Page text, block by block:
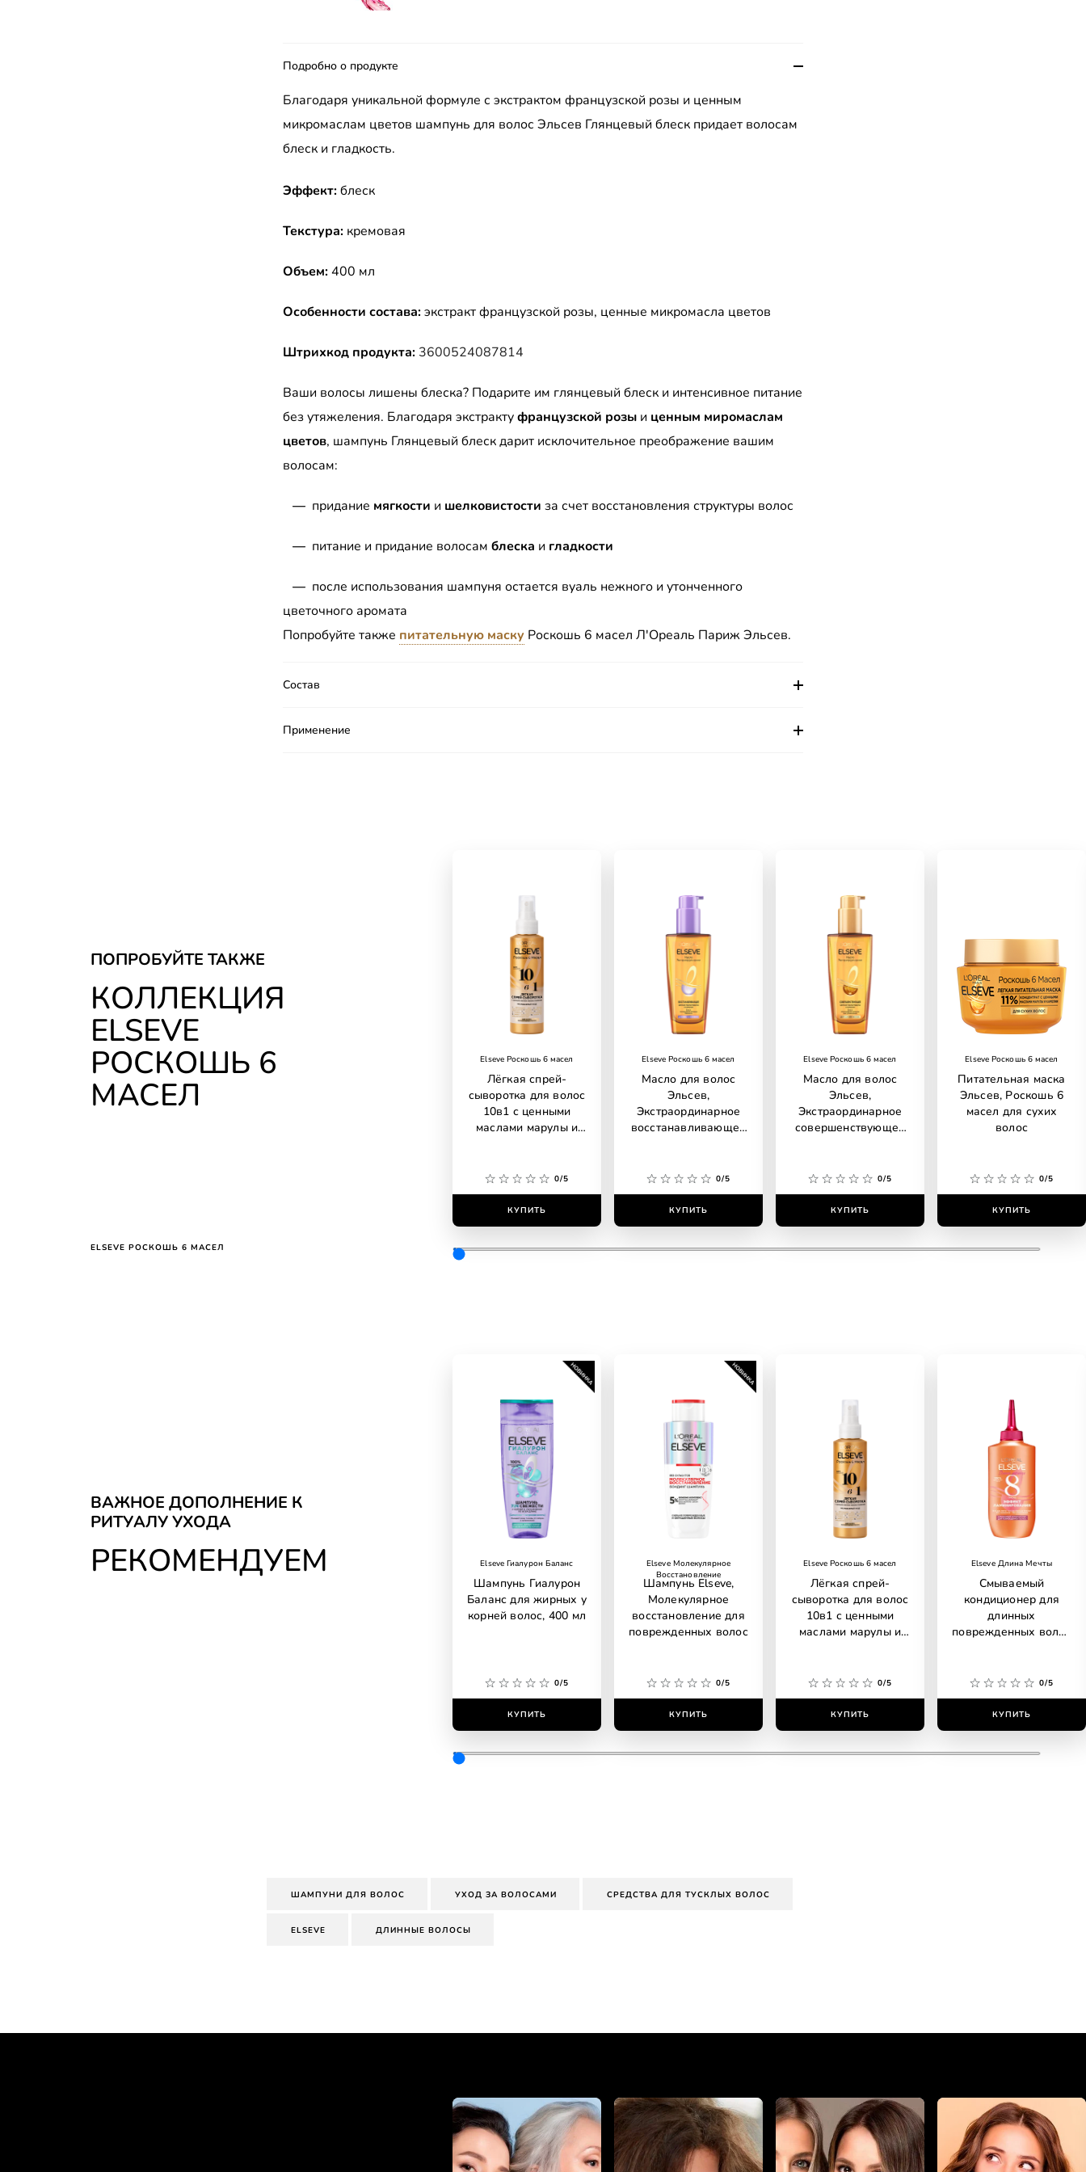
Подробно о продукте
Благодаря уникальной формуле с экстрактом французской розы и ценным
микромаслам цветов шампунь для волос Эльсев Глянцевый блеск придает волосам
блеск и гладкость.
Эффект:блеск
Текстура: кремовая
Объем:400 мл
Особенности состава:экстракт французской розы, ценные микромасла цветов
Штрихкод продукта: 3600524087814
Ваши волосы лишены блеска? Подарите им глянцевый блеск и интенсивное питание
без утяжеления. Благодаря экстрактуфранцузской розы и ценным миромаслам
цветов, шампунь Глянцевый блеск дарит исклочительное преображение вашим
волосам:
— придание мягкости и шелковистости за счет восстановления структуры волос
— питание и придание волосам блеска и гладкости
— после использования шампуня остается вуаль нежного и утонченного
цветочного аромата
Попробуйте также питательную маску Роскошь 6 масел Л'Ореаль Париж Эльсев.
Состав
Применение
КОЛЛЕКЦИЯ
ELSEVE
РОСКОШЬ 6
МАСЕЛ
ПОПРОБУЙТЕ ТАКЖЕ
Elseve Роскошь 6 масел
Лёгкая спрей-
сыворотка для волос
10в1 с ценными
маслами марулы и
0/5
КУПИТЬ
Elseve Роскошь 6 масел
Масло для волос
Эльсев,
Экстраординарное
восстанавливающее
0/5
КУПИТЬ
Elseve Роскошь 6 масел
Масло для волос
Эльсев,
Экстраординарное
совершенствующее
0/5
КУПИТЬ
Elseve Роскошь 6 масел
Питательная маска
Эльсев, Роскошь 6
масел для сухих
волос
0/5
КУПИТЬ
ELSEVE РОСКОШЬ 6 МАСЕЛ
РЕКОМЕНДУЕМ
ВАЖНОЕ ДОПОЛНЕНИЕ К
РИТУАЛУ УХОДА
Elseve Гиалурон Баланс
Шампунь Гиалурон
Баланс для жирных у
корней волос, 400 мл
0/5
КУПИТЬ
Elseve Молекулярное
Восстановление
Шампунь Elseve,
Молекулярное
восстановление для
поврежденных волос
0/5
КУПИТЬ
Elseve Роскошь 6 масел
Лёгкая спрей-
сыворотка для волос
10в1 с ценными
маслами марулы и
0/5
КУПИТЬ
Elseve Длина Мечты
Смываемый
кондиционер для
длинных
поврежденных волос
0/5
КУПИТЬ
ШАМПУНИ ДЛЯ ВОЛОС УХОД ЗА ВОЛОСАМИ СРЕДСТВА ДЛЯ ТУСКЛЫХ ВОЛОС
ELSEVE ДЛИННЫЕ ВОЛОСЫ